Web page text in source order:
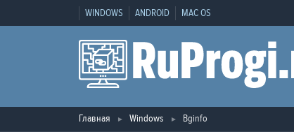
WINDOWS ANDROID MAC OS
Главная Windows Bginfo